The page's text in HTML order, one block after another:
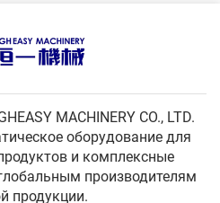
MACHINERY CO., LTD.
оборудование для
и комплексные
производителям
продукции.